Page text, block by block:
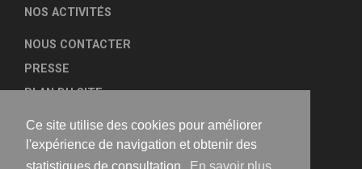
Ce site utilise des cookies pour améliorer
l'expérience de navigation et obtenir des
NOS ACTIVITÉS
NOUS CONTACTER
PRESSE
PLAN DU SITE
MENTIONS LÉGALES
TRANSPARENCE